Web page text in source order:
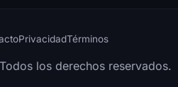
PrivacidadTérminos
los derechos reservados.